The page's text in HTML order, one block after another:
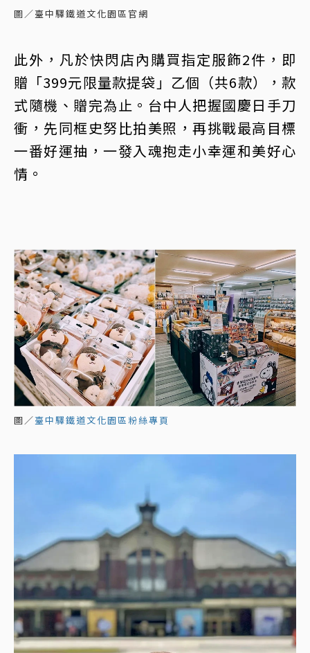
圖／臺中驛鐵道文化園區官網
此外，凡於快閃店內購買指定服飾2件，即
贈「399元限量款提袋」乙個（共6款），款
式隨機、贈完為止。台中人把握國慶日手刀
衝，先同框史努比拍美照，再挑戰最高目標
一番好運抽，一發入魂抱走小幸運和美好心
情。
圖／臺中驛鐵道文化園區粉絲專頁